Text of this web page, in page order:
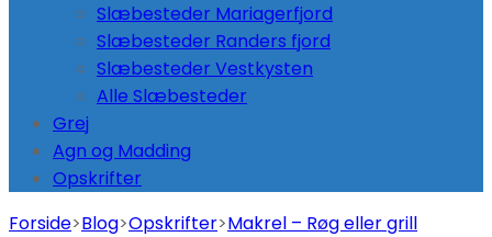
Slæbesteder Mariagerfjord
Slæbesteder Randers fjord
Slæbesteder Vestkysten
Alle Slæbesteder
Grej
Agn og Madding
Opskrifter
Forside>Blog>Opskrifter>Makrel – Røg eller grill